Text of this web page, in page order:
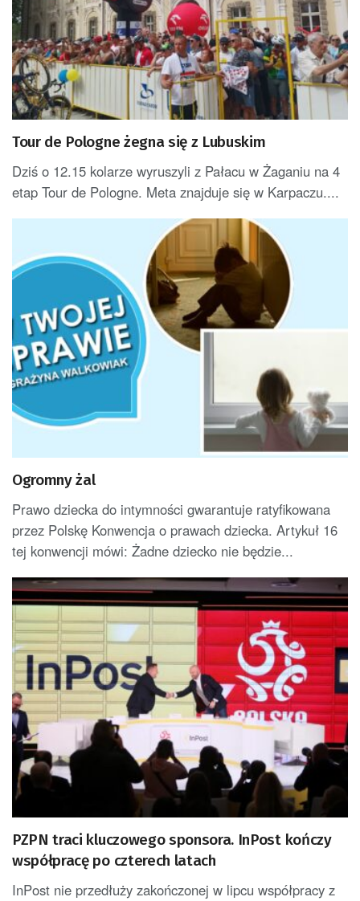
Tour de Pologne żegna się z Lubuskim
Dziś o 12.15 kolarze wyruszyli z Pałacu w Żaganiu na 4
etap Tour de Pologne. Meta znajduje się w Karpaczu....
Ogromny żal
Prawo dziecka do intymności gwarantuje ratyfikowana
przez Polskę Konwencja o prawach dziecka. Artykuł 16
tej konwencji mówi: Żadne dziecko nie będzie...
PZPN traci kluczowego sponsora. InPost kończy
współpracę po czterech latach
InPost nie przedłuży zakończonej w lipcu współpracy z